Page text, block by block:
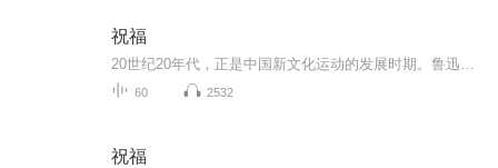
祝福
60 2532
祝福